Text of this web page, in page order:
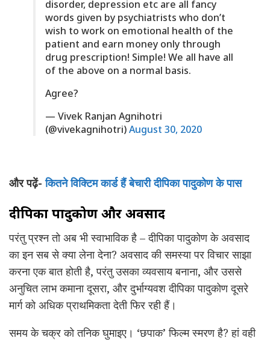
disorder, depression etc are all fancy
words given by psychiatrists who don’t
wish to work on emotional health of the
patient and earn money only through
drug prescription! Simple! We all have all
of the above on a normal basis.
Agree?
— Vivek Ranjan Agnihotri
(@vivekagnihotri)August 30, 2020
और पढ़ें-कितने विक्टिम कार्ड हैं बेचारी दीपिका पादुकोण के पास
दीपिका पादुकोण और अवसाद
परंतु प्रश्न तो अब भी स्वाभाविक है – दीपिका पादुकोण के अवसाद
का इन सब से क्या लेना देना? अवसाद की समस्या पर विचार साझा
करना एक बात होती है, परंतु उसका व्यवसाय बनाना, और उससे
अनुचित लाभ कमाना दूसरा, और दुर्भाग्यवश दीपिका पादुकोण दूसरे
मार्ग को अधिक प्राथमिकता देती फिर रही हैं।
समय के चक्र को तनिक घुमाइए। ‘छपाक’ फिल्म स्मरण है? हां वही